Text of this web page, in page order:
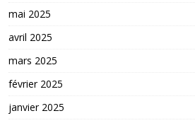
mai 2025
avril 2025
mars 2025
février 2025
janvier 2025